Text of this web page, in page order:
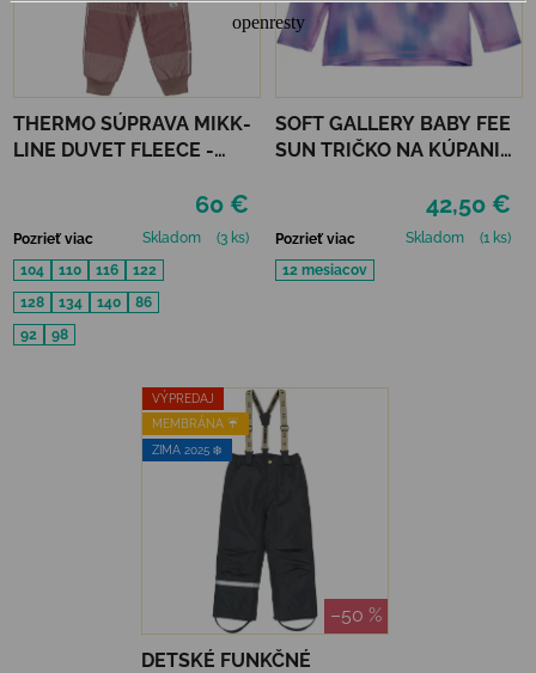
THERMO SÚPRAVA MIKK-
LINE DUVET FLEECE -
60 €
Pozrieť viac Skladom
(3 ks)
104
110 116
122
128
134 140
86
92
98
SOFT GALLERY BABY FEE
SUN TRIČKO NA KÚPANIE
42,50 €
Pozrieť viac Skladom
(1 ks)
12 mesiacov
VÝPREDAJ
MEMBRÁNA ☔️
ZIMA 2025 ❄️
–50 %
DETSKÉ FUNKČNÉ